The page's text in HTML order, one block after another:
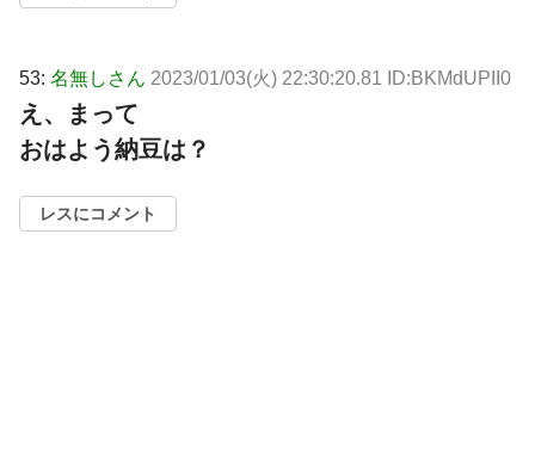
53: 名無しさん 2023/01/03(火) 22:30:20.81 ID:BKMdUPII0
え、まって
おはよう納豆は？
レスにコメント